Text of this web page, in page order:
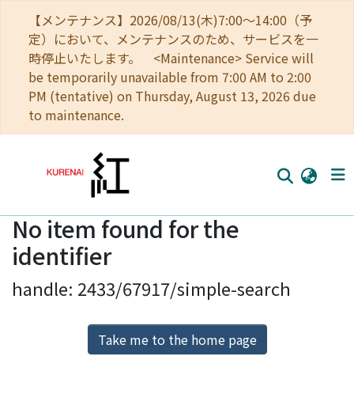
【メンテナンス】2026/08/13(木)7:00～14:00（予
定）において、メンテナンスのため、サービスを一
時停止いたします。 <Maintenance> Service will
be temporarily unavailable from 7:00 AM to 2:00
PM (tentative) on Thursday, August 13, 2026 due
to maintenance.
Home
Communities
Browse
Download Ranking
No item found for the
identifier
handle: 2433/67917/simple-search
Take me to the home page